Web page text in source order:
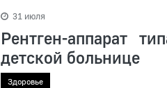
31 июля
Рентген-аппарат
детской больнице
Здоровье